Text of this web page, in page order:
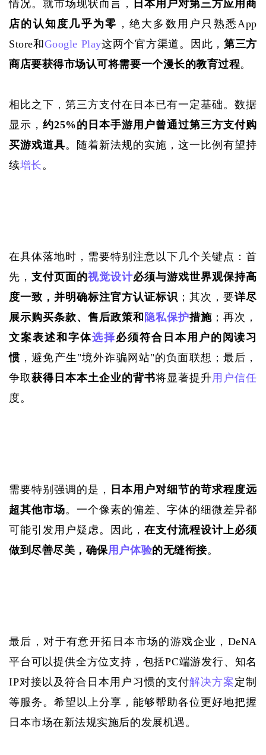
情况。就市场现状而言， 日本用户对第三方应用商
店的认知度几乎为零 ，绝大多数用户只熟悉App
Store和Google Play这两个官方渠道。因此，第三方
商店要获得市场认可将需要一个漫长的教育过程。
相比之下，第三方支付在日本已有一定基础。数据
显示，约25%的日本手游用户曾通过第三方支付购
买游戏道具。随着新法规的实施，这一比例有望持
续增长。
在具体落地时，需要特别注意以下几个关键点：首
先，支付页面的视觉设计必须与游戏世界观保持高
度一致，并明确标注官方认证标识 ；其次，要详尽
展示购买条款、售后政策和 隐私保护措施 ；再次，
文案表述和字体选择必须符合日本用户的阅读习
惯 ，避免产生 "境外诈骗网站"的负面联想；最后，
争取获得日本本土企业的背书将显著提升用户信任
度。
需要特别强调的是， 日本用户对细节的苛求程度远
超其他市场。一个像素的偏差、字体的细微差异都
可能引发用户疑虑。因此，在支付流程设计上必须
做到尽善尽美，确保用户体验的无缝衔接。
最后，对于有意开拓日本市场的游戏企业 ， DeNA
平台可以提供全方位支持，包括PC端游发行、知名
IP对接以及符合日本用户习惯的支付解决方案定制
等服务。希望以上分享，能够帮助各位更好地把握
日本市场在新法规实施后的发展机遇。